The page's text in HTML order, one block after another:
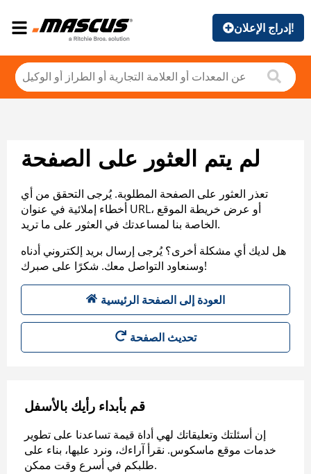
إدراج الإعلان!
لم يتم العثور على الصفحة
تعذر العثور على الصفحة المطلوبة. يُرجى التحقق من أي
أخطاء إملائية في عنوان URL، أو عرض خريطة الموقع
الخاصة بنا لمساعدتك في العثور على ما تريد.
هل لديك أي مشكلة أخرى؟ يُرجى إرسال بريد إلكتروني أدناه
وسنعاود التواصل معك. شكرًا على صبرك!
العودة إلى الصفحة الرئيسية
تحديث الصفحة
قم بأبداء رأيك بالأسفل
إن أسئلتك وتعليقاتك لهي أداة قيمة تساعدنا على تطوير
خدمات موقع ماسكوس. نقرأ آراءك، ونرد عليها، بناء على
طلبكم في أسرع وقت ممكن.